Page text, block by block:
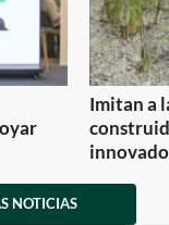
Imitan a
NOTICIAS